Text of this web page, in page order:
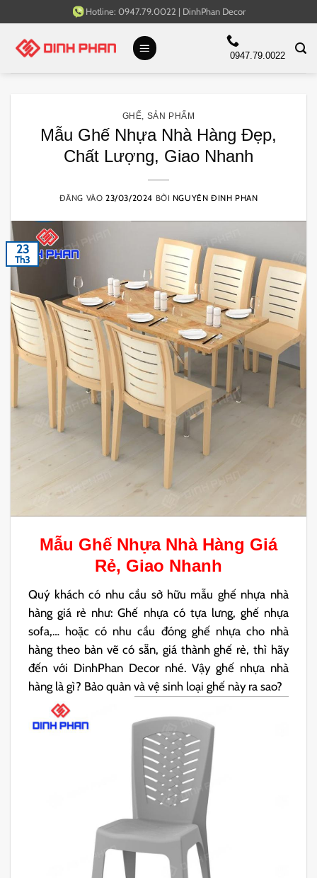
qua
Hotline: 0947.79.0022 | DinhPhan Decor
0947.79.0022
GHẾ SẢN PHẨM
Mẫu Ghế Nhựa Nhà Hàng Đẹp,
Chất Lượng, Giao Nhanh
ĐĂNG VÀO23/03/2024 BỞI NGUYÊN ĐINH PHAN
23
Th3
Mẫu Ghế Nhựa Nhà Hàng Giá
Rẻ, Giao Nhanh
Quý khách có nhu cầu sở hữu mẫu ghế nhựa nhà
hàng giá rẻ như: Ghế nhựa có tựa lưng, ghế nhựa
sofa,… hoặc có nhu cầu đóng ghế nhựa cho nhà
hàng theo bản vẽ có sẵn, giá thành ghế rẻ, thì hãy
đến với DinhPhan Decor nhé. Vậy ghế nhựa nhà
hàng là gì? Bảo quản và vệ sinh loại ghế này ra sao?